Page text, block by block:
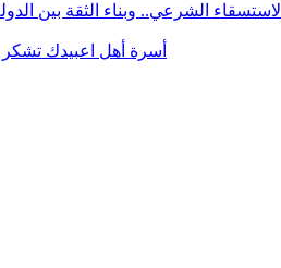
الاستسقاء الشرعي.. وبناء الثقة بين
أسرة أهل اعبيدك تشكر